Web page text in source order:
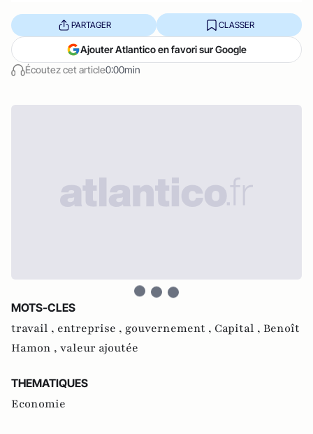
Écoutez cet article0:00min
PARTAGER CLASSER
Ajouter Atlantico en favori sur Google
MOTS-CLES
travail , entreprise , gouvernement , Capital , Benoît
Hamon , valeur ajoutée
THEMATIQUES
Economie